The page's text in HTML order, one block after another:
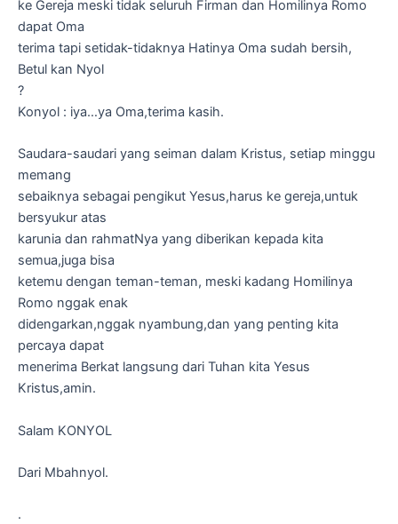
ke Gereja meski tidak seluruh Firman dan Homilinya Romo
dapat Oma
terima tapi setidak-tidaknya Hatinya Oma sudah bersih,
Betul kan Nyol
?
Konyol : iya…ya Oma,terima kasih.
Saudara-saudari yang seiman dalam Kristus, setiap minggu
memang
sebaiknya sebagai pengikut Yesus,harus ke gereja,untuk
bersyukur atas
karunia dan rahmatNya yang diberikan kepada kita
semua,juga bisa
ketemu dengan teman-teman, meski kadang Homilinya
Romo nggak enak
didengarkan,nggak nyambung,dan yang penting kita
percaya dapat
menerima Berkat langsung dari Tuhan kita Yesus
Kristus,amin.
Salam KONYOL
Dari Mbahnyol.
.